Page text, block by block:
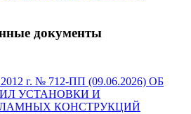
документы
г. № 712-ПП (09.06.2026) ОБ
УСТАНОВКИ И
КОНСТРУКЦИЙ